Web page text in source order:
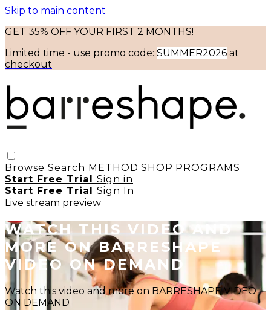
Skip to main content
GET 35% OFF YOUR FIRST 2 MONTHS!
Limited time - use promo code: SUMMER2026 at
checkout
Browse Search METHOD SHOP PROGRAMS
Start Free Trial Sign in
Start Free Trial Sign In
Live stream preview
WATCH THIS VIDEO AND
MORE ON BARRESHAPE
VIDEO ON DEMAND
Watch this video and more on BARRESHAPE VIDEO
ON DEMAND